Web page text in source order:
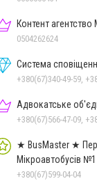
Контент агентство
0504262624
Система
+380(67)340-49-59,
Адвокатське
+380(67)566-47-09,
★ BusMaster ★
Мікроавтобусів №1
+380(67)599-04-04